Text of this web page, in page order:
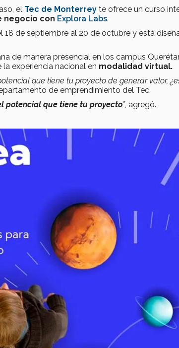
el Tec de Monterrey te ofrece un curso
negocio con Explora Labs.
de septiembre al 20 de octubre y está
de manera presencial en los campus
experiencia nacional en modalidad virtual.
que tiene tu proyecto de generar valor,
de emprendimiento del Tec.
potencial que tiene tu proyecto”, agregó.